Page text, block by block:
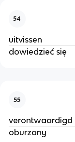
54
uitvissen
dowiedzieć się
55
verontwaardigd
oburzony